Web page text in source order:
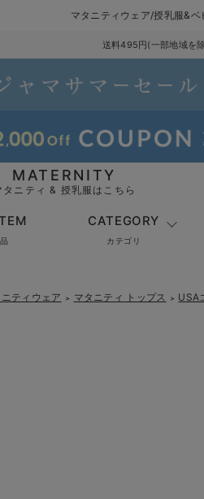
マタニティウェア/授乳服&
送料495円(一部地域を
MATERNITY
タニティ & 授乳服はこちら
CATEGORY
カテゴリ
ティウェア ＞ マタニティ トップス ＞ USA